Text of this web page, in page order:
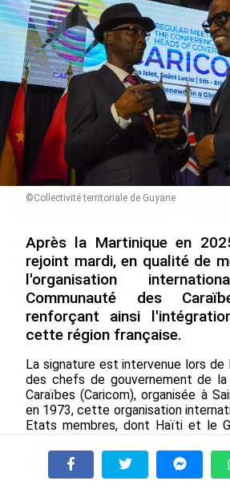
Avec VEENI, le Guadeloupéen
participer au développement
Outre-mer
le 06/08/2026
Après 5 ans à la SARA aux
Antilles, Olivier Cotta prend
la direction générale de la
Société Réunionnaise des
Produits Pétroliers
le 05/08/2026
En juin
La
le 04/08/
INTERVIEW. À Wallis-et-Futuna, un
tourisme authentique et durable en
plein essor...
le 04/08/2026
Prix à la consommation en juin 2026 :
progression en Guadeloupe, recul en
À la une Tv
©Collectivité territoriale de Guyane
Après la Martinique en
rejoint mardi, en qualité de
l'organisation
Communauté des
renforçant ainsi
cette région française.
La signature est intervenue lors de
des chefs de gouvernement de la
Caraïbes (Caricom), organisée à
en 1973, cette organisation
Etats membres, dont Haïti et le
Elle est structurée autour d'un
exécutif et d'une myriade